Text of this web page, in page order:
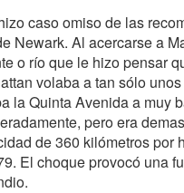
caso omiso de las
Newark. Al acercarse a
o río que le hizo pensar
volaba a tan sólo
la Quinta Avenida a muy
pero era
de 360 kilómetros
El choque provocó una